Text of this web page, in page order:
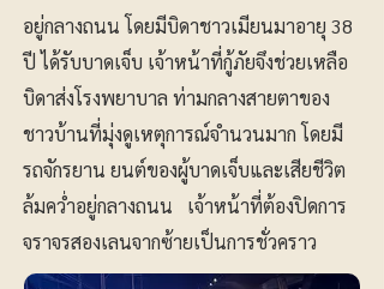
อยู่กลางถนน โดยมีบิดาชาวเมียนมาอายุ 38
ปี ได้รับบาดเจ็บ เจ้าหน้าที่กู้ภัยจึงช่วยเหลือ
บิดาส่งโรงพยาบาล ท่ามกลางสายตาของ
ชาวบ้านที่มุ่งดูเหตุการณ์จำนวนมาก โดยมี
รถจักรยาน ยนต์ของผู้บาดเจ็บและเสียชีวิต
ล้มคว่ำอยู่กลางถนน เจ้าหน้าที่ต้องปิดการ
จราจรสองเลนจากซ้ายเป็นการชั่วคราว